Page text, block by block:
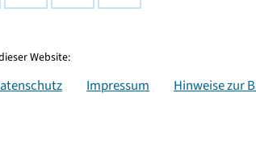
Website:
Impressum Hinweise zur